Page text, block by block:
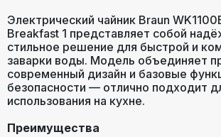
Электрический чайник Braun
Breakfast 1 представляет собой
стильное решение для быстрой и
заварки воды. Модель объединяет
современный дизайн и базовые
безопасности — отлично подходит
использования на кухне.
Преимущества